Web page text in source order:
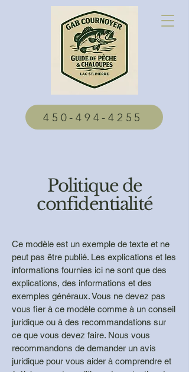
450-494-4255
Politique de
confidentialité
Ce modèle est un exemple de texte et ne
peut pas être publié. Les explications et les
informations fournies ici ne sont que des
explications, des informations et des
exemples généraux. Vous ne devez pas
vous fier à ce modèle comme à un conseil
juridique ou à des recommandations sur
ce que vous devez faire. Nous vous
recommandons de demander un avis
juridique pour vous aider à comprendre et